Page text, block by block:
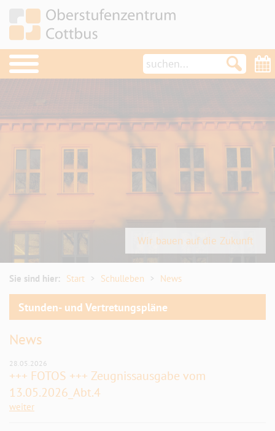
OSZ im Überblick
Termine
Aktuelles
News
Projekte
Schulsozialarbeit/Schülerclub
Türöffner
Förderverein/Kooperation
Geschichte OSZ
Umfrage
Service
Wir bauen auf die Zukunft
Sie sind hier: Start Schulleben News
Stunden- und Vertretungspläne
News
28.05.2026
+++ FOTOS +++ Zeugnissausgabe vom
13.05.2026_Abt.4
weiter